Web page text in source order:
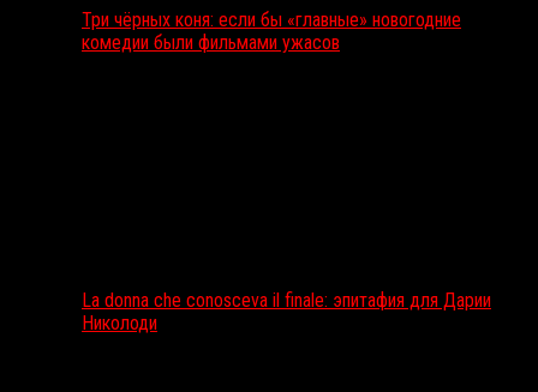
Три чёрных коня: если бы «главные» новогодние
комедии были фильмами ужасов
La donna che conosceva il finale: эпитафия для Дарии
Николоди